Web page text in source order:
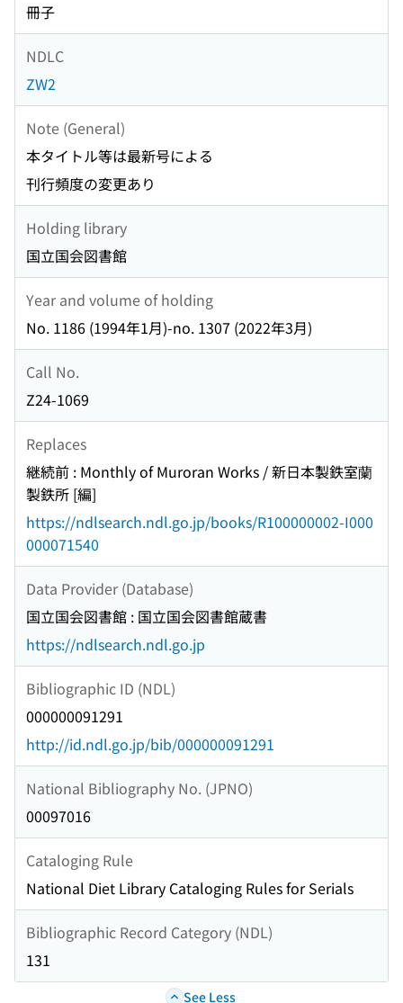
冊子
NDLC
ZW2
Note (General)
本タイトル等は最新号による
刊行頻度の変更あり
Holding library
国立国会図書館
Year and volume of holding
No. 1186 (1994年1月)-no. 1307 (2022年3月)
Call No.
Z24-1069
Replaces
継続前 : Monthly of Muroran Works / 新日本製鉄室蘭
製鉄所 [編]
https://ndlsearch.ndl.go.jp/books/R100000002-I000
000071540
Data Provider (Database)
国立国会図書館 : 国立国会図書館蔵書
https://ndlsearch.ndl.go.jp
Bibliographic ID (NDL)
000000091291
http://id.ndl.go.jp/bib/000000091291
National Bibliography No. (JPNO)
00097016
Cataloging Rule
National Diet Library Cataloging Rules for Serials
Bibliographic Record Category (NDL)
131
See Less